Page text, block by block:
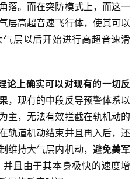
落。而在突防模式上，而这一
层高超音速飞行体，使其可以
层以后开始进行高超音速滑
论上确实可以对现有的一切反
，现有的中段反导预警体系以
主，无法有效拦截在轨机动的
轨道机动结束并且再入后，还
维持大气层内机动， 避免美军
并且由于其本身极快的速度增